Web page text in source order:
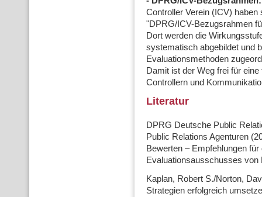
Controller Verein (ICV)
"DPRG/ICV-Bezugsrahmen
Dort werden die
systematisch abgebildet und
Evaluationsmethoden
Damit ist der Weg frei für
Controllern und
Literatur
DPRG Deutsche Public
Public Relations Agenturen
Bewerten – Empfehlungen
Evaluationsausschusses
Kaplan, Robert S./Norton,
Strategien erfolgreich